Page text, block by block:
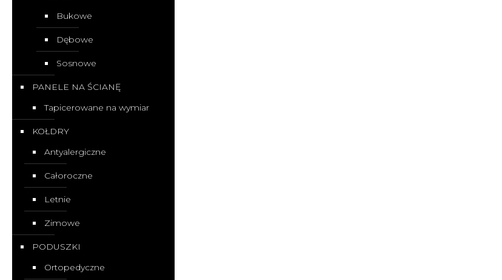
Bukowe
Dębowe
Sosnowe
PANELE NA ŚCIANĘ
Tapicerowane na wymiar
KOŁDRY
Antyalergiczne
Całoroczne
Letnie
Zimowe
PODUSZKI
Ortopedyczne